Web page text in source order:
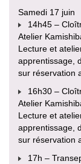
Samedi 17 juin
14h45 –
Atelier
Lecture et
apprentissage,
sur réservation
16h30 –
Atelier
Lecture et
apprentissage,
sur réservation
17h –